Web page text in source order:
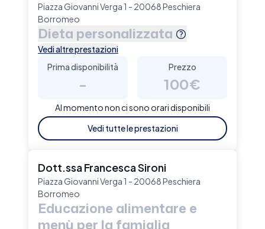
Piazza Giovanni Verga 1 - 20068 Peschiera
Borromeo
Dieta personalizzata
Vedi altre prestazioni
Prima disponibilità
-
Prezzo
100€
Al momento non ci sono orari disponibili
Vedi tutte le prestazioni
Dott.ssa Francesca Sironi
Piazza Giovanni Verga 1 - 20068 Peschiera
Borromeo
Educazione alimentare e
menù per la famiglia